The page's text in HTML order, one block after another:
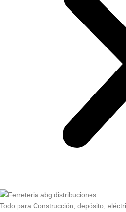
Todo para Construcción, depósito,